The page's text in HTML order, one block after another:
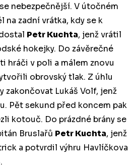
nebezpečnější. V útočném
na zadní vrátka, kdy se k
Petr Kuchta, jenž vrátil
hokejky. Do závěrečné
hráči v poli a málem znovu
obrovský tlak. Z úhlu
zakončovat Lukáš Volf, jenž
Pět sekund před koncem pak
kotouč. Do prázdné brány se
Bruslařů Petr Kuchta, jenž
a potvrdil výhru Havlíčkova